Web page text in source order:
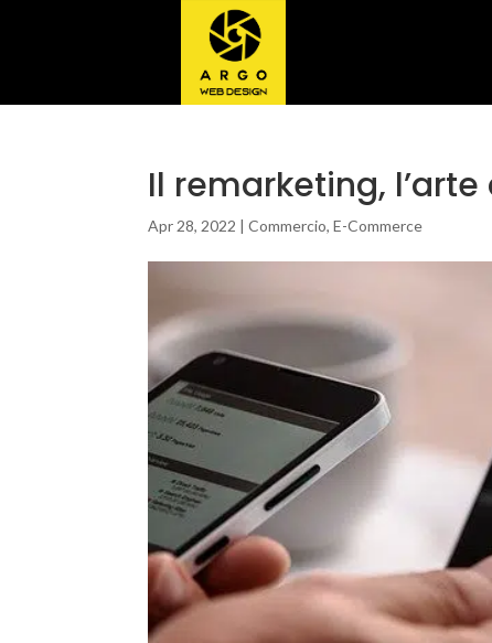
Il remarketing,
Apr 28, 2022 |Commercio,E-Commerce